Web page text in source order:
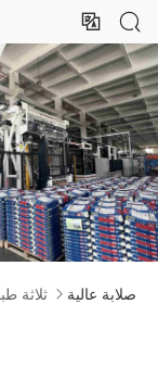
 
ثلاثة  صلابة عالية